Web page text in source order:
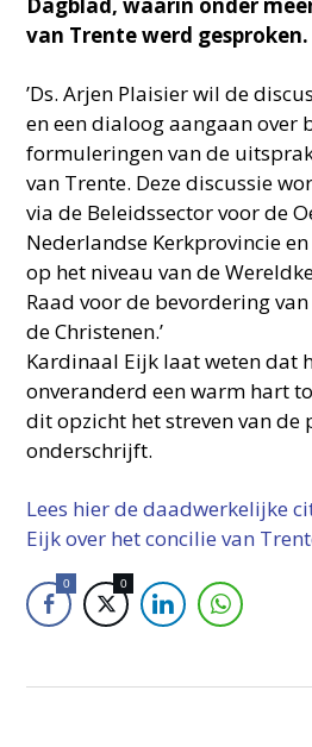
Dagblad, waarin onder
van Trente werd gesproken.
’Ds. Arjen Plaisier wil de
en een dialoog aangaan over
formuleringen van de
van Trente. Deze discussie
via de Beleidssector voor de
Nederlandse Kerkprovincie
op het niveau van de
Raad voor de bevordering
de Christenen.’
Kardinaal Eijk laat weten dat
onveranderd een warm hart
dit opzicht het streven van de
onderschrijft.
Lees hier de daadwerkelijke
Eijk over het concilie van
0 0